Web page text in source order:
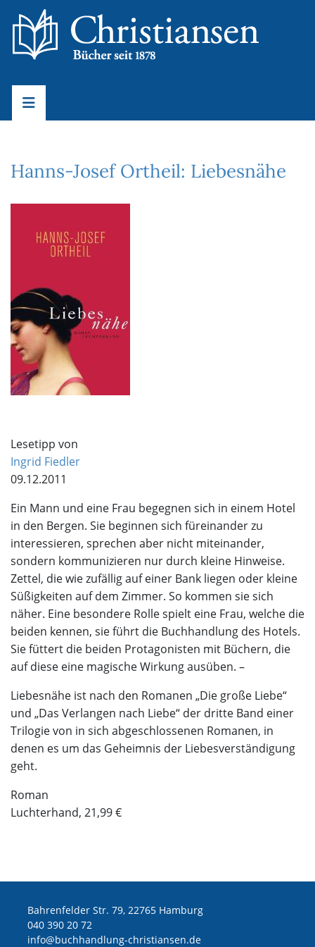
Hanns-Josef Ortheil: Liebesnähe
Lesetipp von
Ingrid Fiedler
09.12.2011
Ein Mann und eine Frau begegnen sich in einem Hotel
in den Bergen. Sie beginnen sich füreinander zu
interessieren, sprechen aber nicht miteinander,
sondern kommunizieren nur durch kleine Hinweise.
Zettel, die wie zufällig auf einer Bank liegen oder kleine
Süßigkeiten auf dem Zimmer. So kommen sie sich
näher. Eine besondere Rolle spielt eine Frau, welche die
beiden kennen, sie führt die Buchhandlung des Hotels.
Sie füttert die beiden Protagonisten mit Büchern, die
auf diese eine magische Wirkung ausüben. –
Liebesnähe ist nach den Romanen „Die große Liebe“
und „Das Verlangen nach Liebe“ der dritte Band einer
Trilogie von in sich abgeschlossenen Romanen, in
denen es um das Geheimnis der Liebesverständigung
geht.
Roman
Luchterhand, 21,99 €
Bahrenfelder Str. 79, 22765 Hamburg
040 390 20 72
ed.nesnaitsirhc-gnuldnahhcub@ofni